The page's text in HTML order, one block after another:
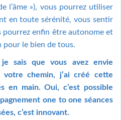
l’âme »), vous pourrez utiliser
en toute sérénité, vous sentir
pourrez enfin être autonome et
le bien de tous.
sais que vous avez envie
votre chemin, j’ai créé cette
en main. Oui, c’est possible
one to one séances
c’est innovant.